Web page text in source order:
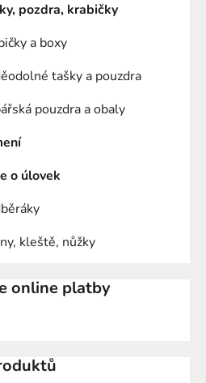
pozdra, krabičky
a boxy
tašky a pouzdra
pouzdra a obaly
o úlovek
kleště, nůžky
online platby